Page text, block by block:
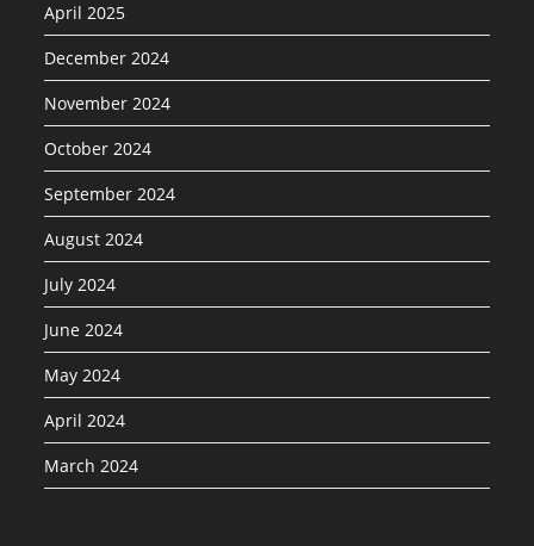
April 2025
December 2024
November 2024
October 2024
September 2024
August 2024
July 2024
June 2024
May 2024
April 2024
March 2024